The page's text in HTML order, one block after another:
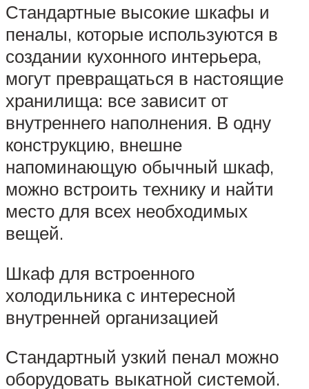
Стандартные высокие шкафы и
пеналы, которые используются в
создании кухонного интерьера,
могут превращаться в настоящие
хранилища: все зависит от
внутреннего наполнения. В одну
конструкцию, внешне
напоминающую обычный шкаф,
можно встроить технику и найти
место для всех необходимых
вещей.
Шкаф для встроенного
холодильника с интересной
внутренней организацией
Стандартный узкий пенал можно
оборудовать выкатной системой.